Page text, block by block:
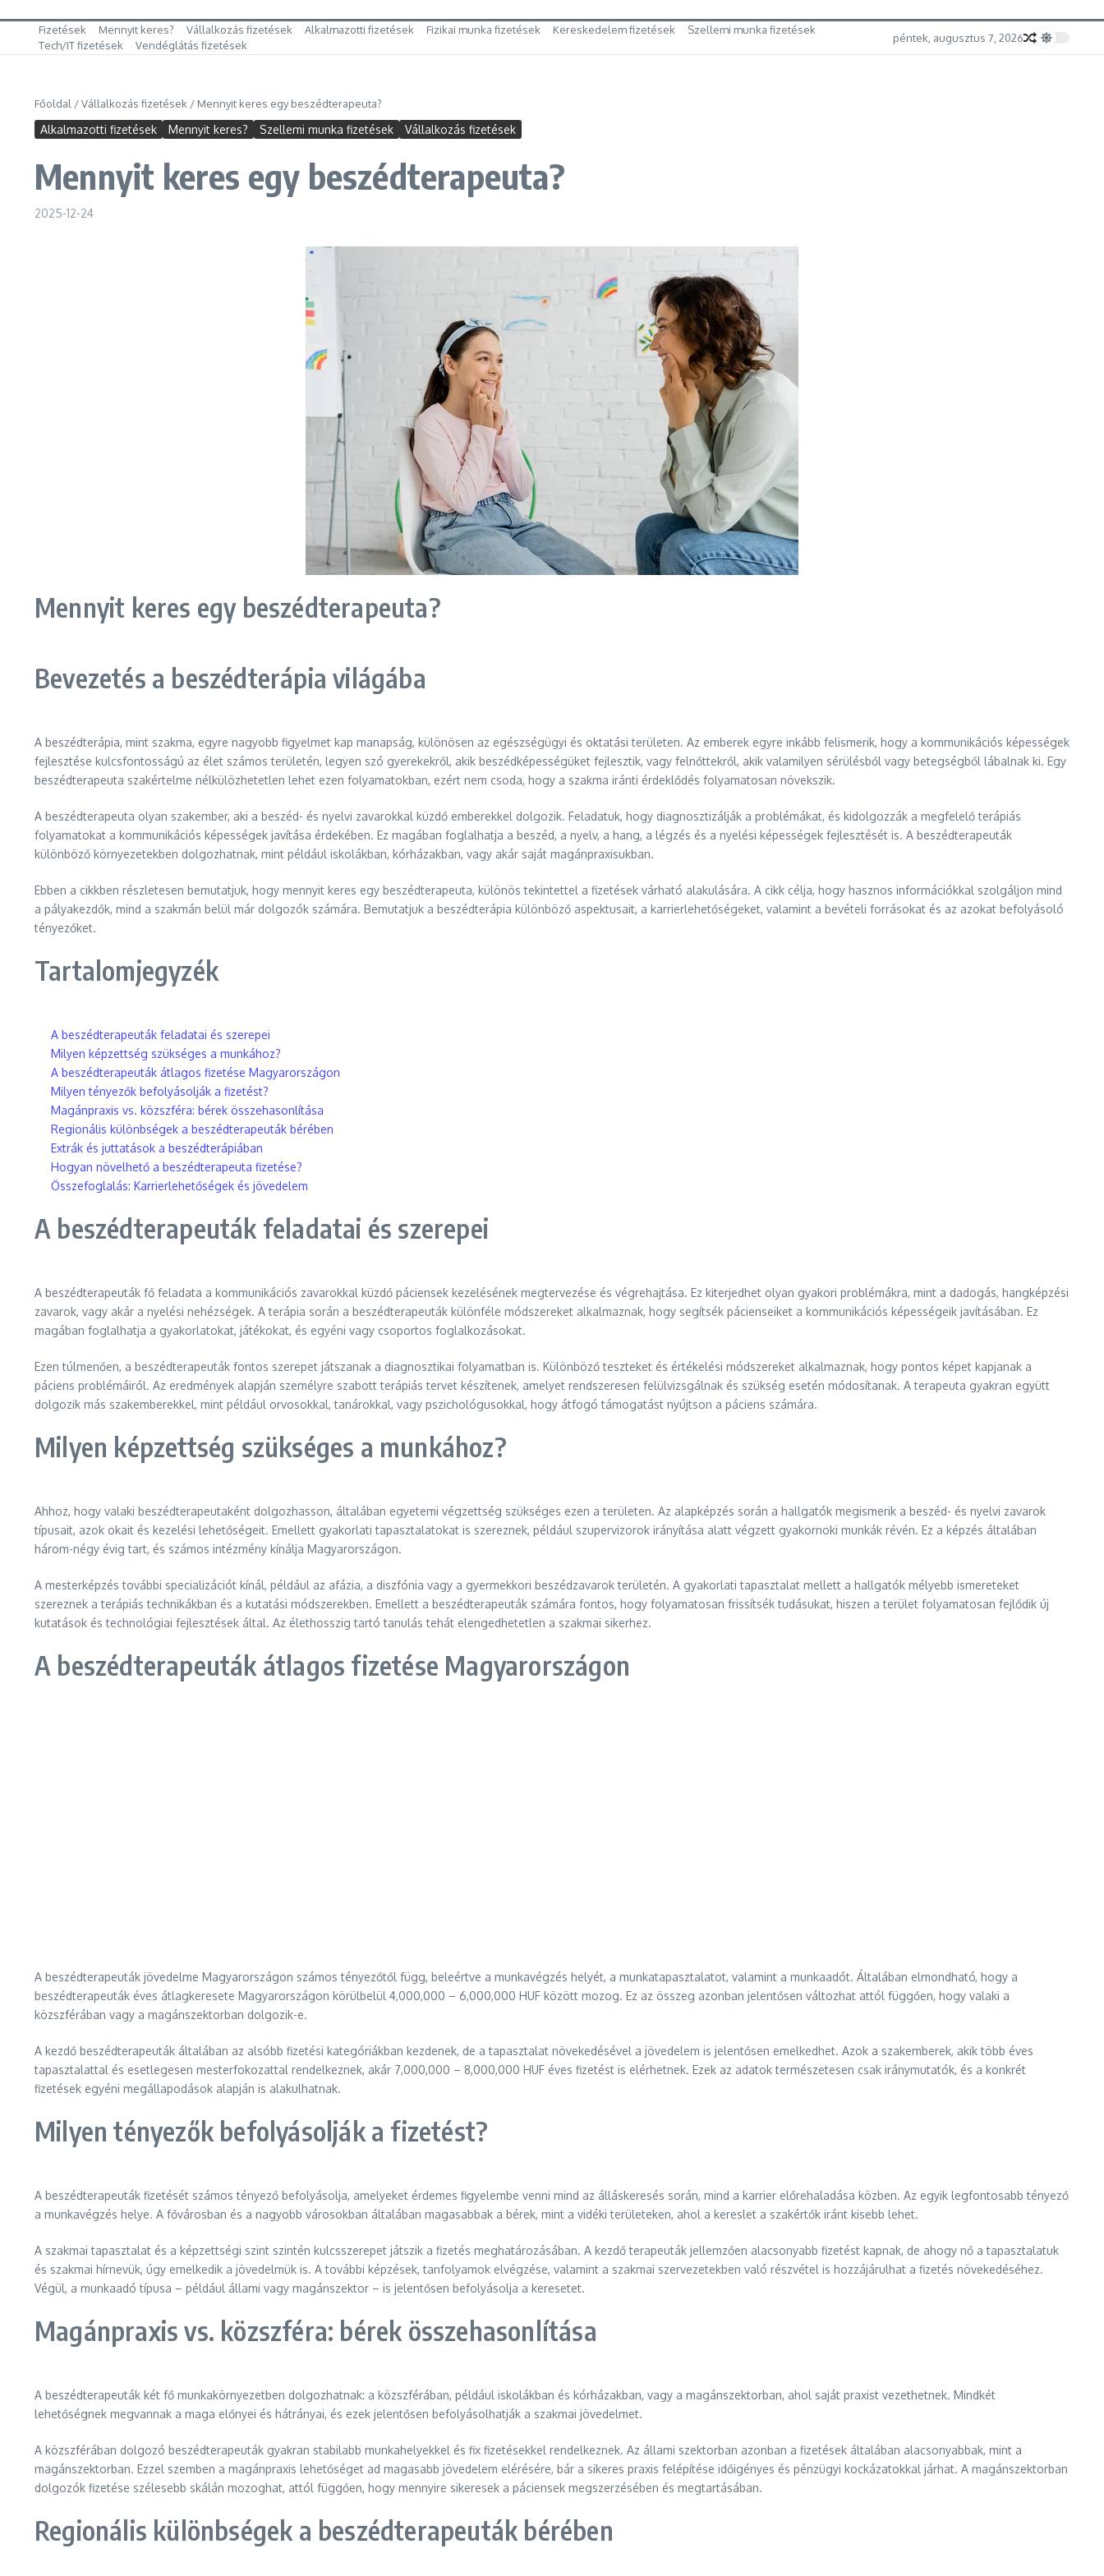
Fizetések Mennyit keres? Vállalkozás fizetések Alkalmazotti fizetések Fizikai munka fizetések Kereskedelem fizetések
Szellemi munka fizetések
Tech/IT fizetések
Vendéglátás fizetések
péntek, augusztus 7, 2026
Főoldal /Vállalkozás fizetések / Mennyit keres egy beszédterapeuta?
Alkalmazotti fizetések Mennyit keres? Szellemi munka fizetések Vállalkozás fizetések
Mennyit keres egy beszédterapeuta?
2025-12-24
Mennyit keres egy beszédterapeuta?
Bevezetés a beszédterápia világába
A beszédterápia, mint szakma, egyre nagyobb figyelmet kap manapság, különösen az egészségügyi és oktatási területen. Az emberek egyre inkább felismerik, hogy a kommunikációs képességek
fejlesztése kulcsfontosságú az élet számos területén, legyen szó gyerekekről, akik beszédképességüket fejlesztik, vagy felnőttekről, akik valamilyen sérülésből vagy betegségből lábalnak ki. Egy
beszédterapeuta szakértelme nélkülözhetetlen lehet ezen folyamatokban, ezért nem csoda, hogy a szakma iránti érdeklődés folyamatosan növekszik.
A beszédterapeuta olyan szakember, aki a beszéd- és nyelvi zavarokkal küzdő emberekkel dolgozik. Feladatuk, hogy diagnosztizálják a problémákat, és kidolgozzák a megfelelő terápiás
folyamatokat a kommunikációs képességek javítása érdekében. Ez magában foglalhatja a beszéd, a nyelv, a hang, a légzés és a nyelési képességek fejlesztését is. A beszédterapeuták
különböző környezetekben dolgozhatnak, mint például iskolákban, kórházakban, vagy akár saját magánpraxisukban.
Ebben a cikkben részletesen bemutatjuk, hogy mennyit keres egy beszédterapeuta, különös tekintettel a fizetések várható alakulására. A cikk célja, hogy hasznos információkkal szolgáljon mind
a pályakezdők, mind a szakmán belül már dolgozók számára. Bemutatjuk a beszédterápia különböző aspektusait, a karrierlehetőségeket, valamint a bevételi forrásokat és az azokat befolyásoló
tényezőket.
Tartalomjegyzék
A beszédterapeuták feladatai és szerepei
Milyen képzettség szükséges a munkához?
A beszédterapeuták átlagos fizetése Magyarországon
Milyen tényezők befolyásolják a fizetést?
Magánpraxis vs. közszféra: bérek összehasonlítása
Regionális különbségek a beszédterapeuták bérében
Extrák és juttatások a beszédterápiában
Hogyan növelhető a beszédterapeuta fizetése?
Összefoglalás: Karrierlehetőségek és jövedelem
A beszédterapeuták feladatai és szerepei
A beszédterapeuták fő feladata a kommunikációs zavarokkal küzdő páciensek kezelésének megtervezése és végrehajtása. Ez kiterjedhet olyan gyakori problémákra, mint a dadogás, hangképzési
zavarok, vagy akár a nyelési nehézségek. A terápia során a beszédterapeuták különféle módszereket alkalmaznak, hogy segítsék pácienseiket a kommunikációs képességeik javításában. Ez
magában foglalhatja a gyakorlatokat, játékokat, és egyéni vagy csoportos foglalkozásokat.
Ezen túlmenően, a beszédterapeuták fontos szerepet játszanak a diagnosztikai folyamatban is. Különböző teszteket és értékelési módszereket alkalmaznak, hogy pontos képet kapjanak a
páciens problémáiról. Az eredmények alapján személyre szabott terápiás tervet készítenek, amelyet rendszeresen felülvizsgálnak és szükség esetén módosítanak. A terapeuta gyakran együtt
dolgozik más szakemberekkel, mint például orvosokkal, tanárokkal, vagy pszichológusokkal, hogy átfogó támogatást nyújtson a páciens számára.
Milyen képzettség szükséges a munkához?
Ahhoz, hogy valaki beszédterapeutaként dolgozhasson, általában egyetemi végzettség szükséges ezen a területen. Az alapképzés során a hallgatók megismerik a beszéd- és nyelvi zavarok
típusait, azok okait és kezelési lehetőségeit. Emellett gyakorlati tapasztalatokat is szereznek, például szupervizorok irányítása alatt végzett gyakornoki munkák révén. Ez a képzés általában
három-négy évig tart, és számos intézmény kínálja Magyarországon.
A mesterképzés további specializációt kínál, például az afázia, a diszfónia vagy a gyermekkori beszédzavarok területén. A gyakorlati tapasztalat mellett a hallgatók mélyebb ismereteket
szereznek a terápiás technikákban és a kutatási módszerekben. Emellett a beszédterapeuták számára fontos, hogy folyamatosan frissítsék tudásukat, hiszen a terület folyamatosan fejlődik új
kutatások és technológiai fejlesztések által. Az élethosszig tartó tanulás tehát elengedhetetlen a szakmai sikerhez.
A beszédterapeuták átlagos fizetése Magyarországon
A beszédterapeuták jövedelme Magyarországon számos tényezőtől függ, beleértve a munkavégzés helyét, a munkatapasztalatot, valamint a munkaadót. Általában elmondható, hogy a
beszédterapeuták éves átlagkeresete Magyarországon körülbelül 4,000,000 – 6,000,000 HUF között mozog. Ez az összeg azonban jelentősen változhat attól függően, hogy valaki a
közszférában vagy a magánszektorban dolgozik-e.
A kezdő beszédterapeuták általában az alsóbb fizetési kategóriákban kezdenek, de a tapasztalat növekedésével a jövedelem is jelentősen emelkedhet. Azok a szakemberek, akik több éves
tapasztalattal és esetlegesen mesterfokozattal rendelkeznek, akár 7,000,000 – 8,000,000 HUF éves fizetést is elérhetnek. Ezek az adatok természetesen csak iránymutatók, és a konkrét
fizetések egyéni megállapodások alapján is alakulhatnak.
Milyen tényezők befolyásolják a fizetést?
A beszédterapeuták fizetését számos tényező befolyásolja, amelyeket érdemes figyelembe venni mind az álláskeresés során, mind a karrier előrehaladása közben. Az egyik legfontosabb tényező
a munkavégzés helye. A fővárosban és a nagyobb városokban általában magasabbak a bérek, mint a vidéki területeken, ahol a kereslet a szakértők iránt kisebb lehet.
A szakmai tapasztalat és a képzettségi szint szintén kulcsszerepet játszik a fizetés meghatározásában. A kezdő terapeuták jellemzően alacsonyabb fizetést kapnak, de ahogy nő a tapasztalatuk
és szakmai hírnevük, úgy emelkedik a jövedelmük is. A további képzések, tanfolyamok elvégzése, valamint a szakmai szervezetekben való részvétel is hozzájárulhat a fizetés növekedéséhez.
Végül, a munkaadó típusa – például állami vagy magánszektor – is jelentősen befolyásolja a keresetet.
Magánpraxis vs. közszféra: bérek összehasonlítása
A beszédterapeuták két fő munkakörnyezetben dolgozhatnak: a közszférában, például iskolákban és kórházakban, vagy a magánszektorban, ahol saját praxist vezethetnek. Mindkét
lehetőségnek megvannak a maga előnyei és hátrányai, és ezek jelentősen befolyásolhatják a szakmai jövedelmet.
A közszférában dolgozó beszédterapeuták gyakran stabilabb munkahelyekkel és fix fizetésekkel rendelkeznek. Az állami szektorban azonban a fizetések általában alacsonyabbak, mint a
magánszektorban. Ezzel szemben a magánpraxis lehetőséget ad magasabb jövedelem elérésére, bár a sikeres praxis felépítése időigényes és pénzügyi kockázatokkal járhat. A magánszektorban
dolgozók fizetése szélesebb skálán mozoghat, attól függően, hogy mennyire sikeresek a páciensek megszerzésében és megtartásában.
Regionális különbségek a beszédterapeuták bérében